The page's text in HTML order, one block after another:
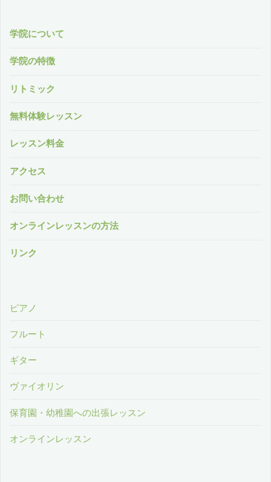
学院について
学院の特徴
リトミック
無料体験レッスン
レッスン料金
アクセス
お問い合わせ
オンラインレッスンの方法
リンク
ピアノ
フルート
ギター
ヴァイオリン
保育園・幼稚園への出張レッスン
オンラインレッスン